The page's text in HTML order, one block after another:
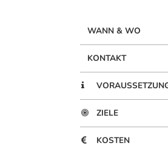
WANN & WO
KONTAKT
ZIELE
KOSTEN